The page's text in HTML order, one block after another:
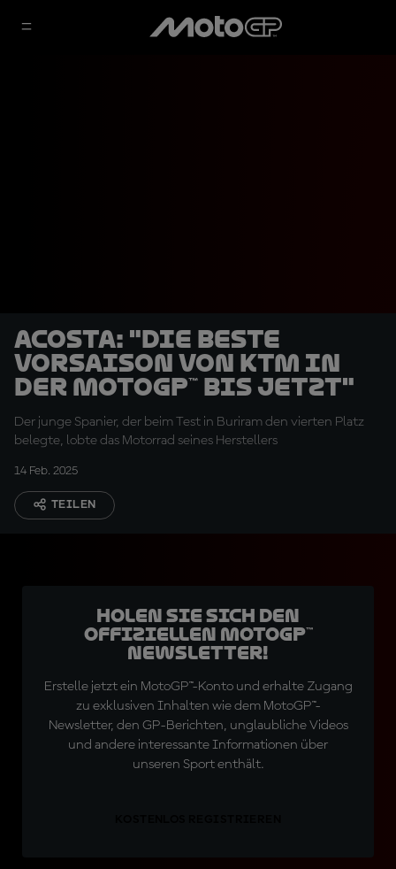
Acosta: "Die beste
Vorsaison von KTM in
der MotoGP™ bis jetzt"
Der junge Spanier, der beim Test in Buriram den vierten Platz
belegte, lobte das Motorrad seines Herstellers
14 Feb. 2025
TEILEN
Holen Sie sich den
offiziellen MotoGP™
Newsletter!
Erstelle jetzt ein MotoGP™-Konto und erhalte Zugang
zu exklusiven Inhalten wie dem MotoGP™-
Newsletter, den GP-Berichten, unglaubliche Videos
und andere interessante Informationen über
unseren Sport enthält.